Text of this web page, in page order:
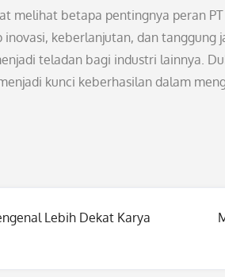
melihat betapa pentingnya peran
keberlanjutan, dan tanggung
teladan bagi industri lainnya.
kunci keberhasilan dalam
Lebih Dekat Karya